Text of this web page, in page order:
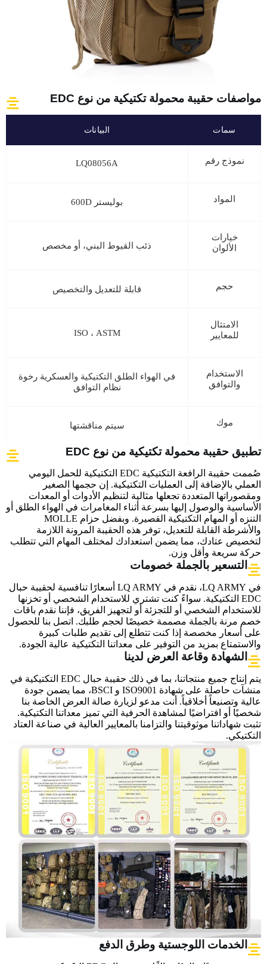
مواصفات حقيبة محمولة تكتيكية من نوع EDC
سمات البيانات
نموذج رقم LQ08056A
المواد بوليستر 600D
خيارات
الألوان
ذئب القيوط البني، أو مخصص
حجم قابلة للتعديل والتخصيص
الامتثال
للمعايير
ISO ، ASTM
الاستخدام
والتوافق
في الهواء الطلق التكتيكية والعسكرية رخوة
نظام التوافق
موك سيتم مناقشتها
تطبيق حقيبة محمولة تكتيكية من نوع EDC
صُممت حقيبة الرافعة التكتيكية EDC التكتيكية للحمل اليومي
العملي بالإضافة إلى العمليات التكتيكية. إن حجمها الصغير
ومقصوراتها المتعددة تجعلها مثالية لتنظيم الأدوات أو المعدات
الأساسية والوصول إليها بسرعة أثناء المغامرات في الهواء الطلق أو
التنزه أو المهام التكتيكية القصيرة. وبفضل حزام MOLLE
والأشرطة القابلة للتعديل، توفر هذه الحقيبة المرونة اللازمة
لتخصيص عتادك، مما يضمن استعدادك لمختلف المهام التي تتطلب
حركة سريعة وأقل وزن.
التسعير بالجملة خصومات
في LQ ARMY، نقدم في LQ ARMY أسعارًا تنافسية لحقيبة حبال
EDC التكتيكية. سواءً كنت تشتري للاستخدام الشخصي أو تخزنها
للاستخدام الشخصي أو للتجزئة أو لتجهيز الفريق، فإننا نقدم باقات
خصم مرنة بالجملة مصممة خصيصًا لحجم طلبك. اتصل بنا للحصول
على أسعار مخصصة إذا كنت تتطلع إلى تقديم طلبات كبيرة
والاستمتاع بمزيد من التوفير على معداتنا التكتيكية عالية الجودة.
الشهادة وقاعة العرض لدينا
يتم إنتاج جميع منتجاتنا، بما في ذلك حقيبة حبال EDC التكتيكية في
منشآت حاصلة على شهادة ISO9001 و BSCI، مما يضمن جودة
عالية وتصنيعاً أخلاقياً. أنت مدعو لزيارة صالة العرض الخاصة بنا
شخصيًا أو افتراضيًا لمشاهدة الحرفية التي تميز معداتنا التكتيكية.
تثبت شهاداتنا موثوقيتنا والتزامنا بالمعايير العالية في صناعة العتاد
التكتيكي.
الخدمات اللوجستية وطرق الدفع